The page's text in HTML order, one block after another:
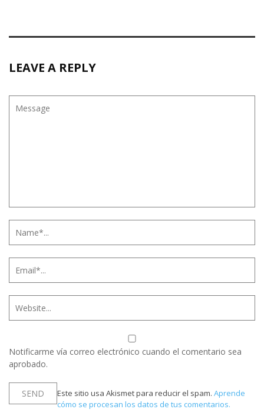
LEAVE A REPLY
Notificarme vía correo electrónico cuando el comentario sea
aprobado.
Este sitio usa Akismet para reducir el spam. Aprende
cómo se procesan los datos de tus comentarios.